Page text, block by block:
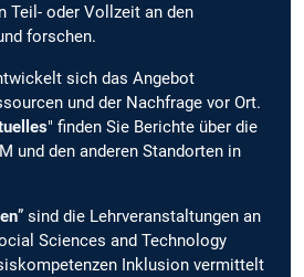
Teil- oder Vollzeit an den
forschen.
sich das Angebot
und der Nachfrage vor Ort.
" finden Sie Berichte über die
und den anderen Standorten in
” sind die Lehrveranstaltungen an
Sciences and Technology
Inklusion vermittelt